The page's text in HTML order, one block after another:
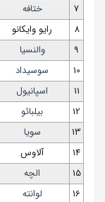
7
ختافه
8
رایو وایکانو
9
والنسیا
10
سوسیداد
11
اسپانیول
12
بیلبائو
13
سویا
14
آلاوس
15
الچه
16
لوانته